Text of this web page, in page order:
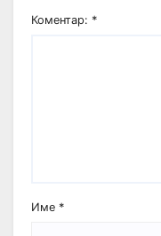
Коментар: *
Име *